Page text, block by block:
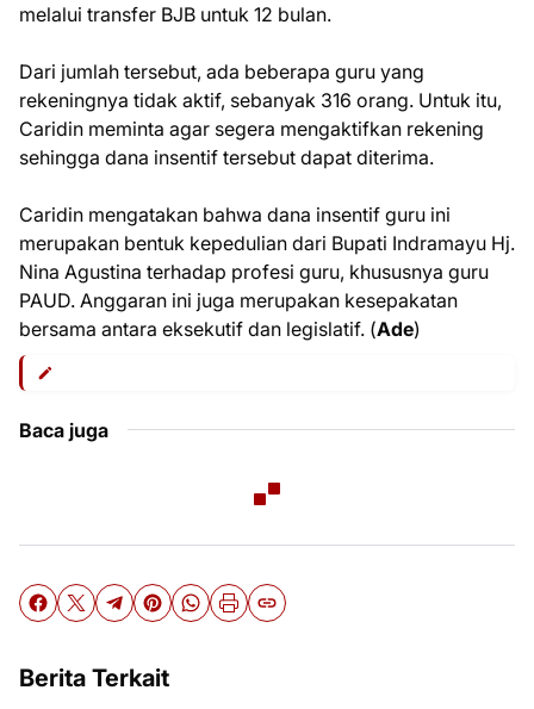
melalui transfer BJB untuk 12 bulan.
Dari jumlah tersebut, ada beberapa guru yang
rekeningnya tidak aktif, sebanyak 316 orang. Untuk itu,
Caridin meminta agar segera mengaktifkan rekening
sehingga dana insentif tersebut dapat diterima.
Caridin mengatakan bahwa dana insentif guru ini
merupakan bentuk kepedulian dari Bupati Indramayu Hj.
Nina Agustina terhadap profesi guru, khususnya guru
PAUD. Anggaran ini juga merupakan kesepakatan
bersama antara eksekutif dan legislatif. (Ade)
Baca juga
Berita Terkait